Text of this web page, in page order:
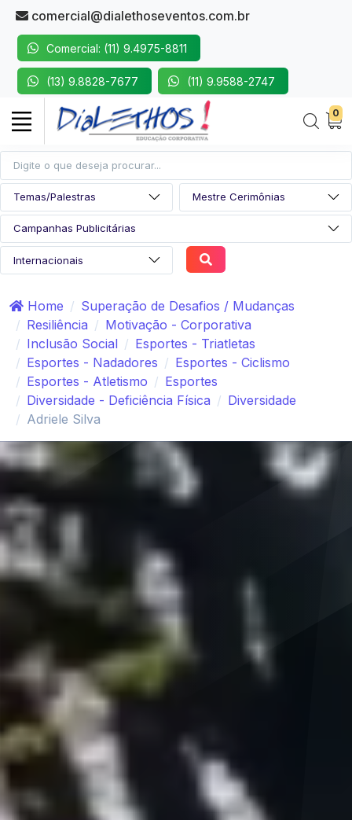
comercial@dialethoseventos.com.br
Comercial: (11) 9.4975-8811
(13) 9.8828-7677 (11) 9.9588-2747
0
Home
Superação de Desafios / Mudanças
Resiliência
Motivação - Corporativa
Inclusão Social
Esportes - Triatletas
Esportes - Nadadores
Esportes - Ciclismo
Esportes - Atletismo
Esportes
Diversidade - Deficiência Física
Diversidade
Adriele Silva